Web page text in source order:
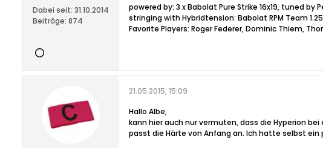
Dabei seit: 31.10.2014
Beiträge: 874
powered by: 3 x Babolat Pure Strike 16x19, tuned by
stringing with Hybridtension: Babolat RPM Team
Favorite Players: Roger Federer, Dominic Thiem,
21.05.2015, 15:09
Hallo Albe,
kann hier auch nur vermuten, dass die Hyperion
passt die Härte von Anfang an. Ich hatte selbst ein